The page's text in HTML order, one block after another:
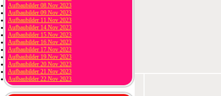
Aufbaubilder 08.Nov 2023
Aufbaubilder 09.Nov 2023
Aufbaubilder 11.Nov 2023
Aufbaubilder 14.Nov 2023
Aufbaubilder 15.Nov 2023
Aufbaubilder 16.Nov 2023
Aufbaubilder 17.Nov 2023
Aufbaubilder 19.Nov 2023
Aufbaubilder 20.Nov 2023
Aufbaubilder 21.Nov 2023
Aufbaubilder 22.Nov 2023